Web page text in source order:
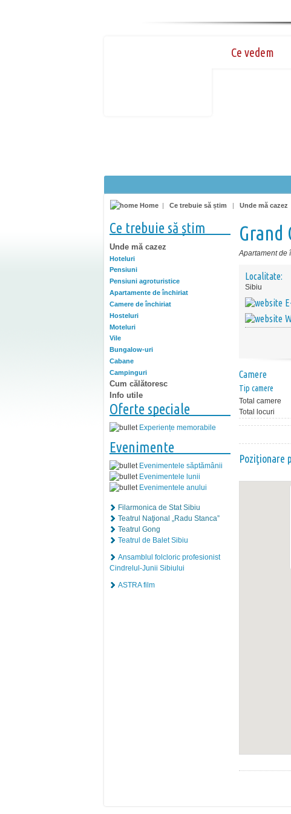
Ce vedem
Home | Ce trebuie să știm | Unde mă cazez
Ce trebuie să știm
Unde mă cazez
Hoteluri
Pensiuni
Pensiuni agroturistice
Apartamente de închiriat
Camere de închiriat
Hosteluri
Moteluri
Vile
Bungalow-uri
Cabane
Campinguri
Cum călătoresc
Info utile
Oferte speciale
Experiențe memorabile
Evenimente
Evenimentele săptămânii
Evenimentele lunii
Evenimentele anului
Filarmonica de Stat Sibiu
Teatrul Naţional „Radu Stanca”
Teatrul Gong
Teatrul de Balet Sibiu
Ansamblul folcloric profesionist
Cindrelul-Junii Sibiului
ASTRA film
Grand
Apartament de
Localitate:
Sibiu
Camere
Tip camere
Total camere
Total locuri
Poziţionare